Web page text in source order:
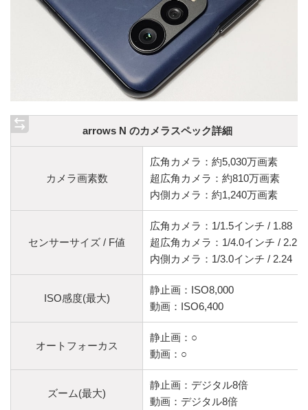
arrows N のカメラスペック詳細
カメラ画素数
広角カメラ：約5,030万画素
超広角カメラ：約810万画素
内側カメラ：約1,240万画素
センサーサイズ / F値
広角カメラ：1/1.5インチ / 1.88
超広角カメラ：1/4.0インチ / 2.2
内側カメラ：1/3.0インチ / 2.24
ISO感度(最大)
静止画：ISO8,000
動画：ISO6,400
オートフォーカス
静止画：○
動画：○
ズーム(最大)
静止画：デジタル8倍
動画：デジタル8倍